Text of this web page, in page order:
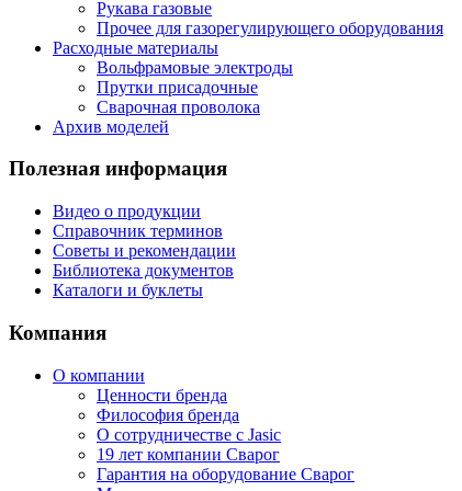
Рукава газовые
Прочее для газорегулирующего оборудования
Расходные материалы
Вольфрамовые электроды
Прутки присадочные
Сварочная проволока
Архив моделей
Полезная информация
Видео о продукции
Справочник терминов
Советы и рекомендации
Библиотека документов
Каталоги и буклеты
Компания
О компании
Ценности бренда
Философия бренда
О сотрудничестве с Jasic
19 лет компании Сварог
Гарантия на оборудование Сварог